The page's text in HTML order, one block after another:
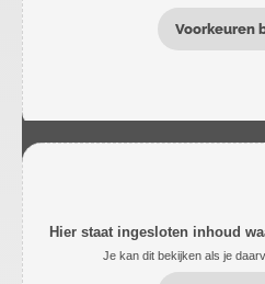
Voorkeuren
Hier staat ingesloten inhoud
Je kan dit bekijken als je